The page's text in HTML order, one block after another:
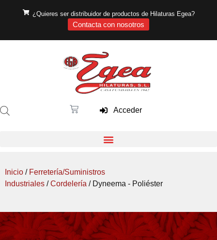
¿Quieres ser distribuidor de productos de Hilaturas Egea?
Contacta con nosotros
Acceder
Inicio / Ferretería/Suministros
Industriales /Cordelería / Dyneema - Poliéster